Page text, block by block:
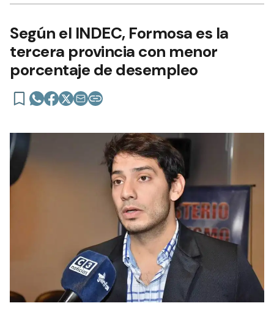
Según el INDEC, Formosa es la
tercera provincia con menor
porcentaje de desempleo